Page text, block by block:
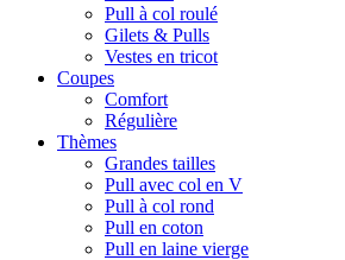
Pull à col roulé
Gilets & Pulls
Vestes en tricot
Coupes
Comfort
Régulière
Thèmes
Grandes tailles
Pull avec col en V
Pull à col rond
Pull en coton
Pull en laine vierge